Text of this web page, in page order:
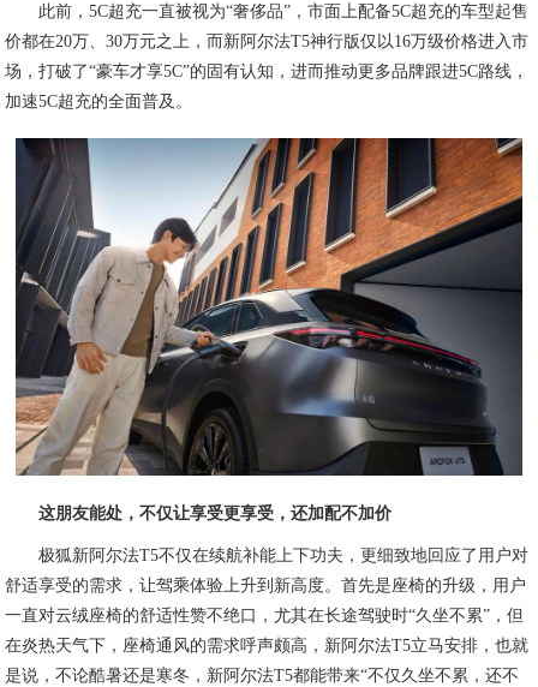
此前，5C超充一直被视为“奢侈品”，市面上配备5C超充的车型起售
价都在20万、30万元之上，而新阿尔法T5神行版仅以16万级价格进入市
场，打破了“豪车才享5C”的固有认知，进而推动更多品牌跟进5C路线，
加速5C超充的全面普及。
这朋友能处，不仅让享受更享受，还加配不加价
极狐新阿尔法T5不仅在续航补能上下功夫，更细致地回应了用户对
舒适享受的需求，让驾乘体验上升到新高度。首先是座椅的升级，用户
一直对云绒座椅的舒适性赞不绝口，尤其在长途驾驶时“久坐不累”，但
在炎热天气下，座椅通风的需求呼声颇高，新阿尔法T5立马安排，也就
是说，不论酷暑还是寒冬，新阿尔法T5都能带来“不仅久坐不累，还不